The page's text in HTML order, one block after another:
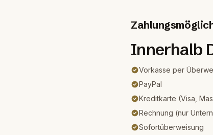
Innerhalb
Vorkasse per
PayPal
Kreditkarte (Visa,
Rechnung (nur
Sofortüberweisung